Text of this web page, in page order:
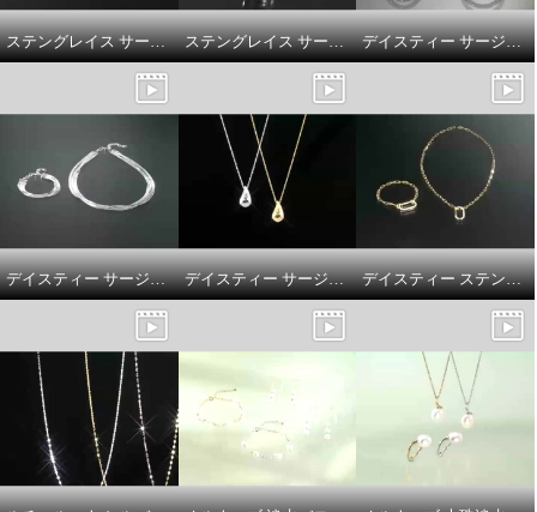
¥0 ¥0
ステングレイス サージカルステンレス プレシオサ社製ＣＺ ソフトウェーブスパークル ピアス／ネックレス ステングレイス サージカルステンレス プレシオサ社製ＣＺ リバーシブル 片側用イヤーカフ デイスティー サージカルステンレス ＣＺジャケットリング＆ セラミックリングセット
デイスティー サージカルステンレス ブレイドデザイン ３連ネックレス／ブレスレット デイスティー サージカルステンレス ドロップシェイプ ネックレス デイスティー ステンレス ＣＺ クリップデザイン ネックレス／ブレスレット